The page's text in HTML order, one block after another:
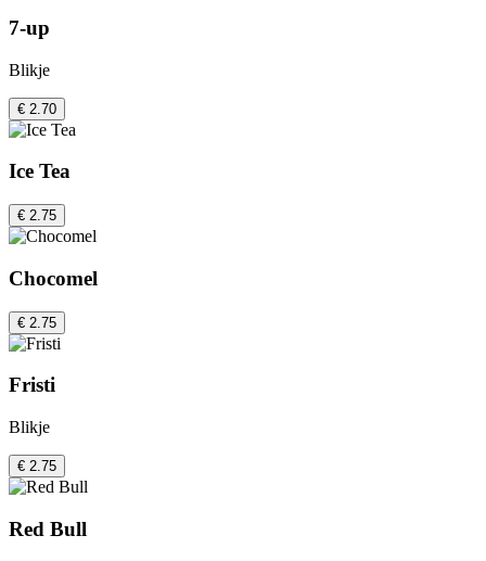
7-up
Blikje
€ 2.70
Ice Tea
€ 2.75
Chocomel
€ 2.75
Fristi
Blikje
€ 2.75
Red Bull